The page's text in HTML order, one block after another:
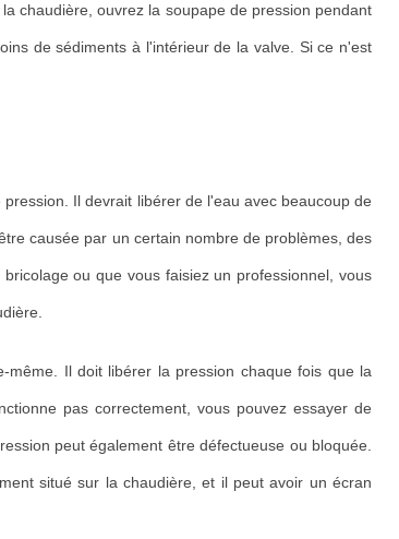
chaudière, ouvrez la soupape de pression pendant
de sédiments à l'intérieur de la valve. Si ce n'est
Il devrait libérer de l'eau avec beaucoup de
causée par un certain nombre de problèmes, des
ou que vous faisiez un professionnel, vous
Il doit libérer la pression chaque fois que la
pas correctement, vous pouvez essayer de
peut également être défectueuse ou bloquée.
situé sur la chaudière, et il peut avoir un écran